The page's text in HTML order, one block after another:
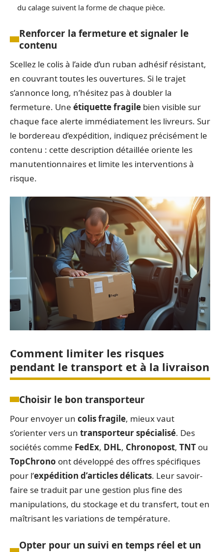
du calage suivent la forme de chaque pièce.
Renforcer la fermeture et signaler le
contenu
Scellez le colis à l’aide d’un ruban adhésif résistant,
en couvrant toutes les ouvertures. Si le trajet
s’annonce long, n’hésitez pas à doubler la
fermeture. Une étiquette fragile bien visible sur
chaque face alerte immédiatement les livreurs. Sur
le bordereau d’expédition, indiquez précisément le
contenu : cette description détaillée oriente les
manutentionnaires et limite les interventions à
risque.
Comment limiter les risques
pendant le transport et à la livraison
Choisir le bon transporteur
Pour envoyer un colis fragile, mieux vaut
s’orienter vers un transporteur spécialisé. Des
sociétés comme FedEx, DHL, Chronopost, TNT ou
TopChrono ont développé des offres spécifiques
pour l’expédition d’articles délicats. Leur savoir-
faire se traduit par une gestion plus fine des
manipulations, du stockage et du transfert, tout en
maîtrisant les variations de température.
Opter pour un suivi en temps réel et un